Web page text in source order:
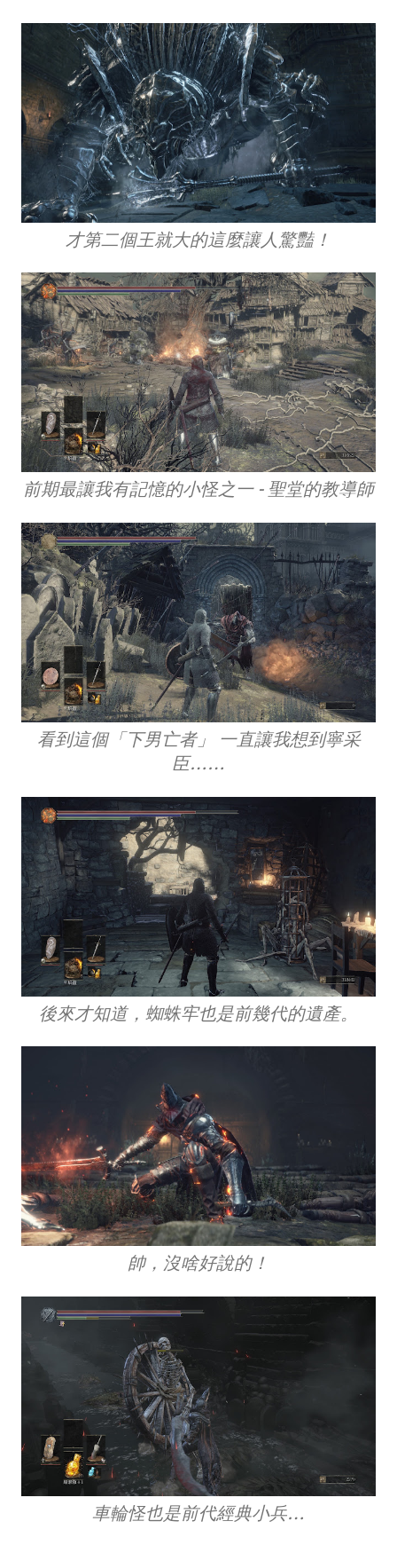
才第二個王就大的這麼讓人驚豔！
前期最讓我有記憶的小怪之一 - 聖堂的教導師
看到這個「下男亡者」 一直讓我想到寧采
臣……
後來才知道，蜘蛛牢也是前幾代的遺產。
帥，沒啥好說的！
車輪怪也是前代經典小兵…